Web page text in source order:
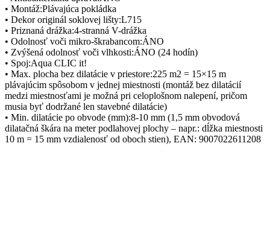
• Montáž:Plávajúca pokládka
• Dekor originál soklovej lišty:L715
• Priznaná drážka:4-stranná V-drážka
• Odolnosť voči mikro-škrabancom:ÁNO
• Zvýšená odolnosť voči vlhkosti:ÁNO (24 hodín)
• Spoj:Aqua CLIC it!
• Max. plocha bez dilatácie v priestore:225 m2 = 15×15 m
plávajúcim spôsobom v jednej miestnosti (montáž bez dilatácií
medzi miestnosťami je možná pri celoplošnom nalepení, pričom
musia byť dodržané len stavebné dilatácie)
• Min. dilatácie po obvode (mm):8-10 mm (1,5 mm obvodová
dilatačná škára na meter podlahovej plochy – napr.: dĺžka miestnosti
10 m = 15 mm vzdialenosť od oboch stien), EAN: 9007022611208